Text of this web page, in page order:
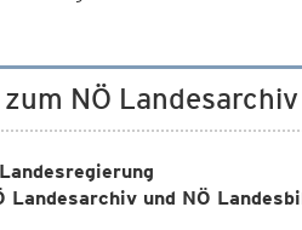
NÖ Landesarchiv
Landesarchiv und NÖ